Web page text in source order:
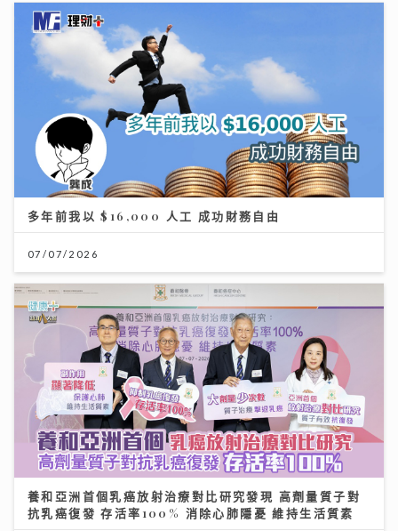
多年前我以 $16,000 人工 成功財務自由
07/07/2026
養和亞洲首個乳癌放射治療對比研究發現 高劑量質子對
抗乳癌復發 存活率100% 消除心肺隱憂 維持生活質素